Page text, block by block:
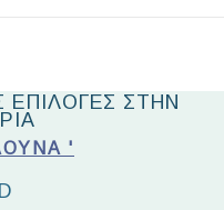
ΕΠΙΛΟΓΕΣ ΣΤΗΝ
'